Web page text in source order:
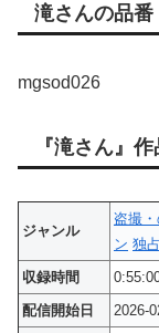
滝さんの品番
mgsod026
『滝さん』
ジャンル
盗撮・
ン 独
収録時間
配信開始日
2026-